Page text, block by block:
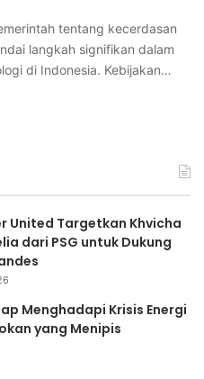
tentang kecerdasan
langkah signifikan dalam
di Indonesia. Kebijakan…
United Targetkan Khvicha
dari PSG untuk Dukung
Menghadapi Krisis Energi
yang Menipis